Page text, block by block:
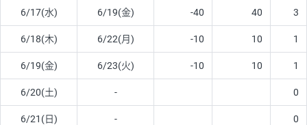
6/17(水) 6/19(金) -40 40 3
6/18(木) 6/22(月) -10 10 1
6/19(金) 6/23(火) -10 10 1
6/20(土) - 0
6/21(日) - 0